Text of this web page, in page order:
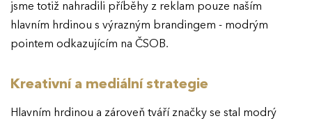
jsme totiž nahradili příběhy z reklam pouze naším
hlavním hrdinou s výrazným brandingem - modrým
pointem odkazujícím na ČSOB.
Kreativní a mediální strategie
Hlavním hrdinou a zároveň tváří značky se stal modrý